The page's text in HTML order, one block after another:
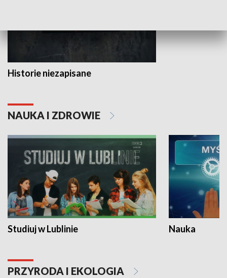
Historie niezapisane
NAUKA I ZDROWIE
Studiuj w Lublinie Nauka
PRZYRODA I EKOLOGIA